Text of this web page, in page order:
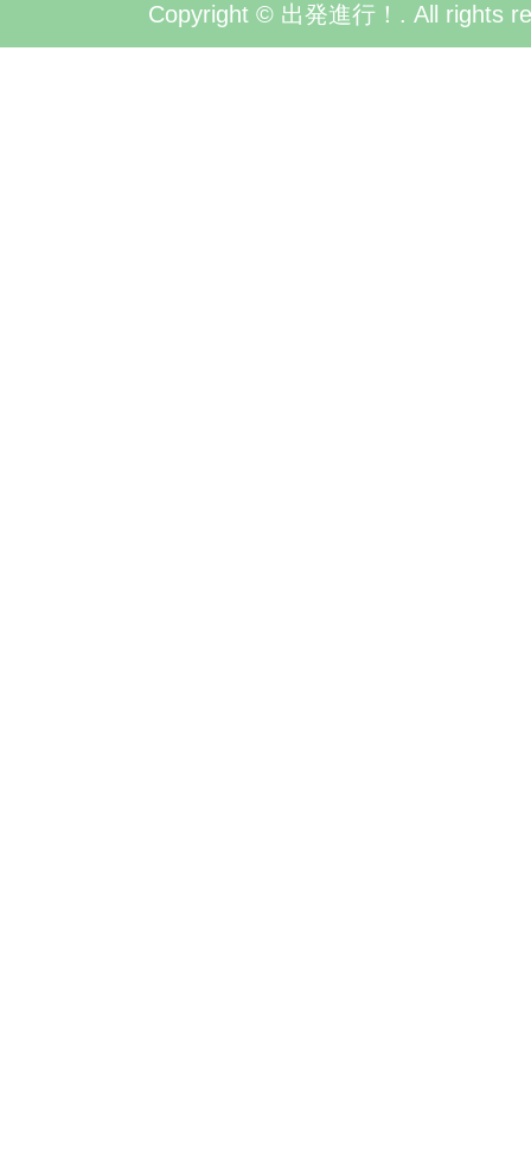
Copyright © 出発進行！. All rights